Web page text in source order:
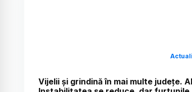
Vijelii și grindină în mai multe județe.